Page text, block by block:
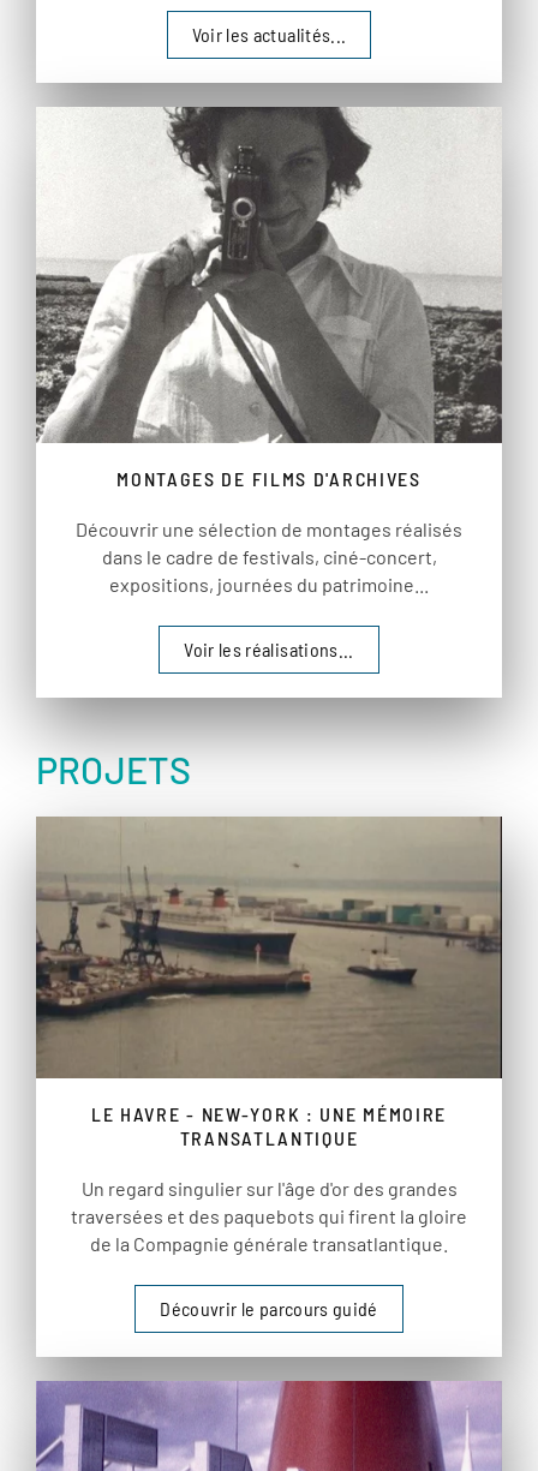
Voir les actualités...
MONTAGES DE FILMS D'ARCHIVES
Découvrir une sélection de montages réalisés
dans le cadre de festivals, ciné-concert,
expositions, journées du patrimoine...
Voir les réalisations...
PROJETS
LE HAVRE - NEW-YORK : UNE MÉMOIRE
TRANSATLANTIQUE
Un regard singulier sur l'âge d'or des grandes
traversées et des paquebots qui firent la gloire
de la Compagnie générale transatlantique.
Découvrir le parcours guidé